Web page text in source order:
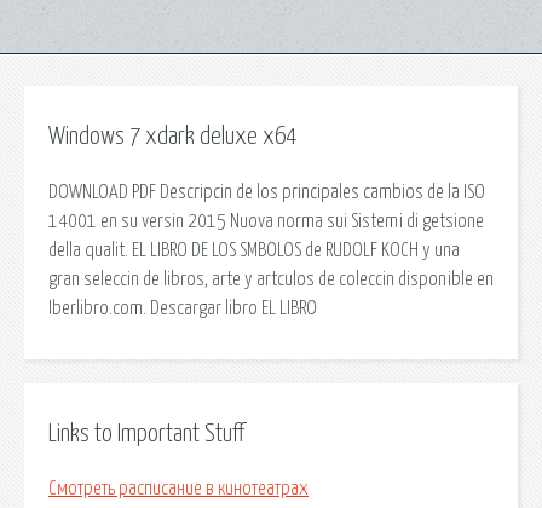
Windows 7 xdark deluxe x64
DOWNLOAD PDF Descripcin de los principales cambios de la ISO
14001 en su versin 2015 Nuova norma sui Sistemi di getsione
della qualit. EL LIBRO DE LOS SMBOLOS de RUDOLF KOCH y una
gran seleccin de libros, arte y artculos de coleccin disponible en
Iberlibro.com. Descargar libro EL LIBRO
Links to Important Stuff
Смотреть расписание в кинотеатрах